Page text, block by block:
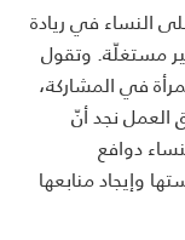
النساء في ريادة
مستغلّة. وتقول
في المشاركة،
العمل نجد أنّ
دوافع
وإيجاد منابعها